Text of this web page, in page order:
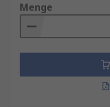
Menge